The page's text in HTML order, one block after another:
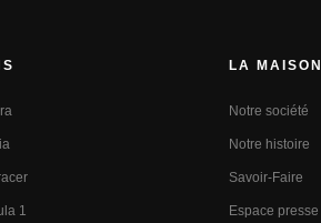
1
LA MAISON
Notre société
Notre histoire
Savoir-Faire
Espace presse